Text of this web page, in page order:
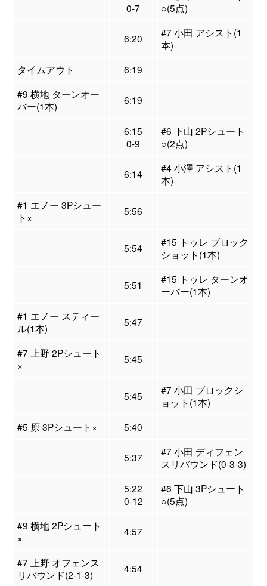
0-7
○(5点)
6:20
#7 小田 アシスト(1
本)
タイムアウト
6:19
#9 横地 ターンオー
バー(1本)
6:19
6:15
0-9
#6 下山 2Pシュート
○(2点)
6:14
#4 小澤 アシスト(1
本)
#1 エノー 3Pシュー
ト×
5:56
5:54
#15 トゥレ ブロック
ショット(1本)
5:51
#15 トゥレ ターンオ
ーバー(1本)
#1 エノー スティー
ル(1本)
5:47
#7 上野 2Pシュート
×
5:45
5:45
#7 小田 ブロックシ
ョット(1本)
#5 原 3Pシュート×
5:40
5:37
#7 小田 ディフェン
スリバウンド(0-3-3)
5:22
0-12
#6 下山 3Pシュート
○(5点)
#9 横地 2Pシュート
×
4:57
#7 上野 オフェンス
リバウンド(2-1-3)
4:54